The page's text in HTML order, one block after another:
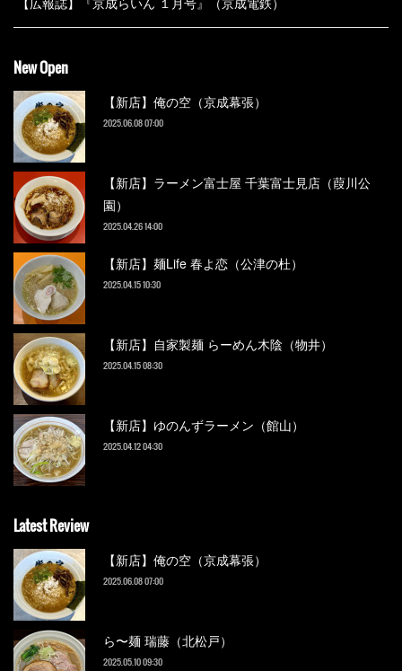
New Open
【新店】俺の空（京成幕張）
2025.06.08 07:00
【新店】ラーメン富士屋 千葉富士見店（葭川公
園）
2025.04.26 14:00
【新店】麺Life 春よ恋（公津の杜）
2025.04.15 10:30
【新店】自家製麺 らーめん木陰（物井）
2025.04.15 08:30
【新店】ゆのんずラーメン（館山）
2025.04.12 04:30
Latest Review
【新店】俺の空（京成幕張）
2025.06.08 07:00
ら〜麺 瑞藤（北松戸）
2025.05.10 09:30